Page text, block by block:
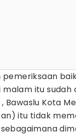
pemeriksaan
itu sudah
Bawaslu Kota
itu tidak